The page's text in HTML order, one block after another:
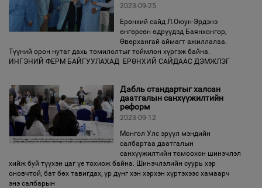
2023-09-25
Ерөнхий сайд Л.Оюун-Эрдэнэ
өнгөрсөн өдрүүдэд Баянхонгор,
Өвөрхангай аймагт ажиллалаа.
Түүний орон нутаг дахь томилолтыг тоймлон хүргэж байна.
ИНГЭНИЙ ФЕРМ БАЙГУУЛАХАД ЕРӨНХИЙ САЙДААС ДЭМЖЛЭГ
Дабль стандартыг халсан
даатгалын санхүүжилтийн
реформ
2023-09-12
Монгол Улс эрүүл мэндийн
салбартаа даатгалын
санхүүжилтийн томоохон шинэчлэл
хийж буй түүхэн цаг үе тохиож байна. Шинэчлэлийн суурь хэр
оновчтой, бат бөх тавигдах, үр дүнг хэн хэрхэн хүртэхээс хамаарч
энэ салбарын